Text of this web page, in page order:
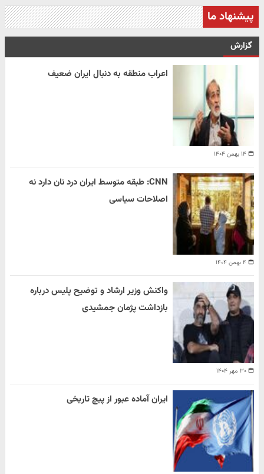
پیشنهاد ما
گزارش
۱۴ بهمن ۱۴۰۴
اعراب منطقه به دنبال ایران ضعیف
۴ بهمن ۱۴۰۴
CNN: طبقه متوسط ایران درد نان دارد نه
اصلاحات سیاسی
۳۰ مهر ۱۴۰۴
واکنش وزیر ارشاد و توضیح پلیس درباره
بازداشت پژمان جمشیدی
ایران آماده عبور از پیچ تاریخی